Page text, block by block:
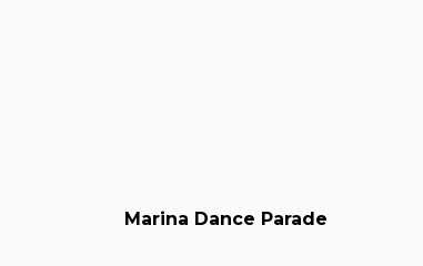
Marina Dance Parade